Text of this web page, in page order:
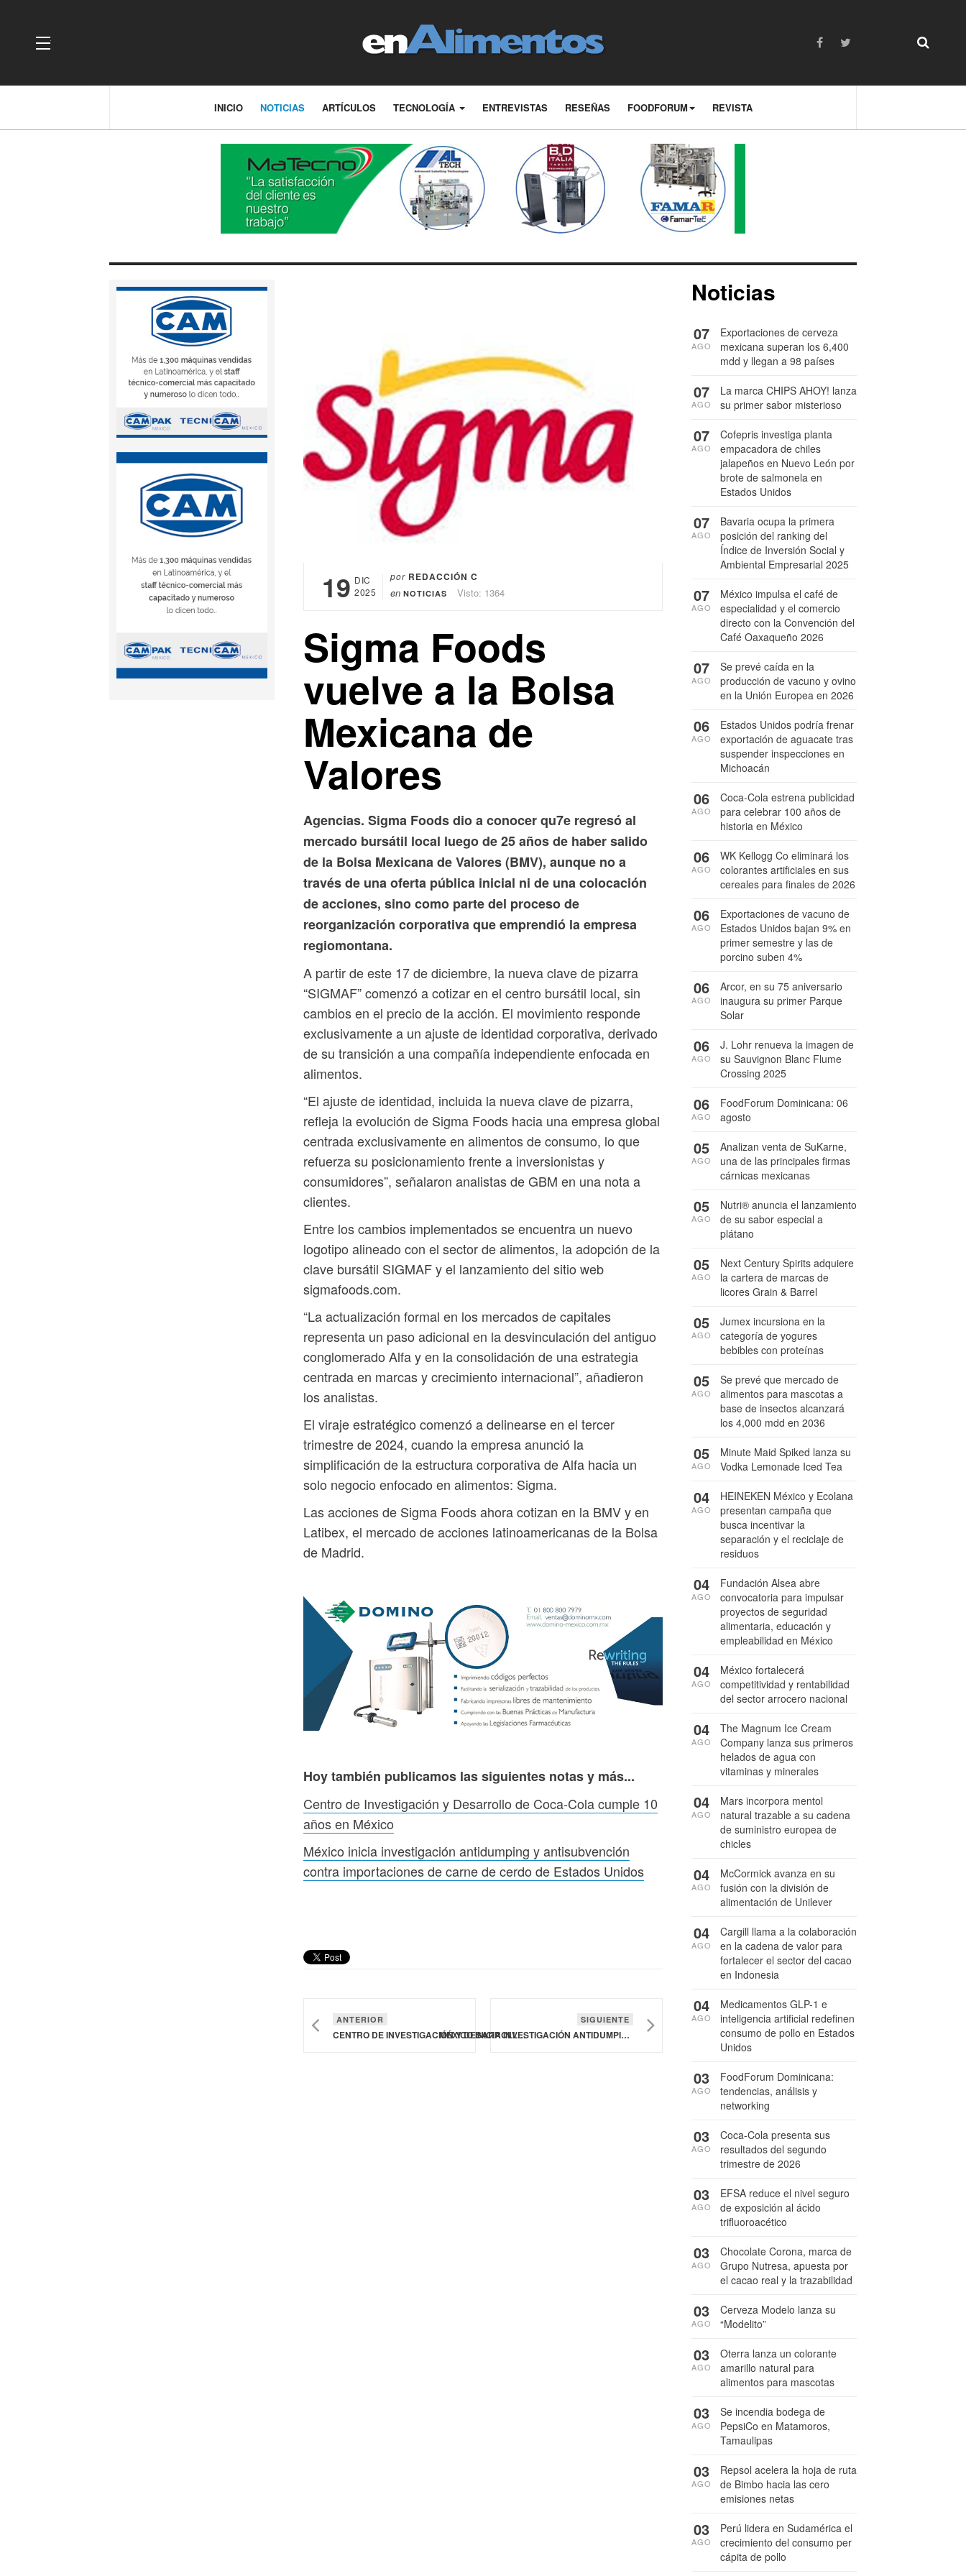
OFF CANVAS
INICIO NOTICIAS ARTÍCULOS TECNOLOGÍA ENTREVISTAS RESEÑAS FOODFORUM REVISTA
19 DIC
2025
por REDACCIÓN C
en NOTICIAS Visto: 1364
Sigma Foods
vuelve a la Bolsa
Mexicana de
Valores
Agencias. Sigma Foods dio a conocer qu7e regresó al
mercado bursátil local luego de 25 años de haber salido
de la Bolsa Mexicana de Valores (BMV), aunque no a
través de una oferta pública inicial ni de una colocación
de acciones, sino como parte del proceso de
reorganización corporativa que emprendió la empresa
regiomontana.
A partir de este 17 de diciembre, la nueva clave de pizarra
“SIGMAF” comenzó a cotizar en el centro bursátil local, sin
cambios en el precio de la acción. El movimiento responde
exclusivamente a un ajuste de identidad corporativa, derivado
de su transición a una compañía independiente enfocada en
alimentos.
“El ajuste de identidad, incluida la nueva clave de pizarra,
refleja la evolución de Sigma Foods hacia una empresa global
centrada exclusivamente en alimentos de consumo, lo que
refuerza su posicionamiento frente a inversionistas y
consumidores”, señalaron analistas de GBM en una nota a
clientes.
Entre los cambios implementados se encuentra un nuevo
logotipo alineado con el sector de alimentos, la adopción de la
clave bursátil SIGMAF y el lanzamiento del sitio web
sigmafoods.com.
“La actualización formal en los mercados de capitales
representa un paso adicional en la desvinculación del antiguo
conglomerado Alfa y en la consolidación de una estrategia
centrada en marcas y crecimiento internacional”, añadieron
los analistas.
El viraje estratégico comenzó a delinearse en el tercer
trimestre de 2024, cuando la empresa anunció la
simplificación de la estructura corporativa de Alfa hacia un
solo negocio enfocado en alimentos: Sigma.
Las acciones de Sigma Foods ahora cotizan en la BMV y en
Latibex, el mercado de acciones latinoamericanas de la Bolsa
de Madrid.
Hoy también publicamos las siguientes notas y más...
Centro de Investigación y Desarrollo de Coca‑Cola cumple 10
años en México
México inicia investigación antidumping y antisubvención
contra importaciones de carne de cerdo de Estados Unidos
ANTERIOR
CENTRO DE INVESTIGACIÓN Y DESARROLLO DE COCA‑COLA CUMPLE 10 AÑOS EN MÉXICO
SIGUIENTE
MÉXICO INICIA INVESTIGACIÓN ANTIDUMPING Y ANTISUBVENCIÓN CONTRA IMPORTACIONES DE CARNE DE CERDO DE ESTADOS UNIDOS
Noticias
Exportaciones de cerveza
mexicana superan los 6,400
mdd y llegan a 98 países
07
AGO
La marca CHIPS AHOY! lanza
su primer sabor misterioso
07
AGO
Cofepris investiga planta
empacadora de chiles
jalapeños en Nuevo León por
brote de salmonela en
Estados Unidos
07
AGO
Bavaria ocupa la primera
posición del ranking del
Índice de Inversión Social y
Ambiental Empresarial 2025
07
AGO
México impulsa el café de
especialidad y el comercio
directo con la Convención del
Café Oaxaqueño 2026
07
AGO
Se prevé caída en la
producción de vacuno y ovino
en la Unión Europea en 2026
07
AGO
Estados Unidos podría frenar
exportación de aguacate tras
suspender inspecciones en
Michoacán
06
AGO
Coca-Cola estrena publicidad
para celebrar 100 años de
historia en México
06
AGO
WK Kellogg Co eliminará los
colorantes artificiales en sus
cereales para finales de 2026
06
AGO
Exportaciones de vacuno de
Estados Unidos bajan 9% en
primer semestre y las de
porcino suben 4%
06
AGO
Arcor, en su 75 aniversario
inaugura su primer Parque
Solar
06
AGO
J. Lohr renueva la imagen de
su Sauvignon Blanc Flume
Crossing 2025
06
AGO
FoodForum Dominicana: 06
agosto
06
AGO
Analizan venta de SuKarne,
una de las principales firmas
cárnicas mexicanas
05
AGO
Nutri® anuncia el lanzamiento
de su sabor especial a
plátano
05
AGO
Next Century Spirits adquiere
la cartera de marcas de
licores Grain & Barrel
05
AGO
Jumex incursiona en la
categoría de yogures
bebibles con proteínas
05
AGO
Se prevé que mercado de
alimentos para mascotas a
base de insectos alcanzará
los 4,000 mdd en 2036
05
AGO
Minute Maid Spiked lanza su
Vodka Lemonade Iced Tea
05
AGO
HEINEKEN México y Ecolana
presentan campaña que
busca incentivar la
separación y el reciclaje de
residuos
04
AGO
Fundación Alsea abre
convocatoria para impulsar
proyectos de seguridad
alimentaria, educación y
empleabilidad en México
04
AGO
México fortalecerá
competitividad y rentabilidad
del sector arrocero nacional
04
AGO
The Magnum Ice Cream
Company lanza sus primeros
helados de agua con
vitaminas y minerales
04
AGO
Mars incorpora mentol
natural trazable a su cadena
de suministro europea de
chicles
04
AGO
McCormick avanza en su
fusión con la división de
alimentación de Unilever
04
AGO
Cargill llama a la colaboración
en la cadena de valor para
fortalecer el sector del cacao
en Indonesia
04
AGO
Medicamentos GLP-1 e
inteligencia artificial redefinen
consumo de pollo en Estados
Unidos
04
AGO
FoodForum Dominicana:
tendencias, análisis y
networking
03
AGO
Coca-Cola presenta sus
resultados del segundo
trimestre de 2026
03
AGO
EFSA reduce el nivel seguro
de exposición al ácido
trifluoroacético
03
AGO
Chocolate Corona, marca de
Grupo Nutresa, apuesta por
el cacao real y la trazabilidad
03
AGO
Cerveza Modelo lanza su
“Modelito”
03
AGO
Oterra lanza un colorante
amarillo natural para
alimentos para mascotas
03
AGO
Se incendia bodega de
PepsiCo en Matamoros,
Tamaulipas
03
AGO
Repsol acelera la hoja de ruta
de Bimbo hacia las cero
emisiones netas
03
AGO
Perú lidera en Sudamérica el
crecimiento del consumo per
cápita de pollo
03
AGO